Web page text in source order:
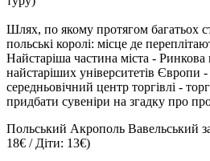
Шлях, по якому протягом багатьох
польські королі: місце де
Найстаріша частина міста -
найстаріших університетів Європи
середньовічний центр торгівлі -
придбати сувеніри на згадку про
Польський Акрополь Вавельський
18€ / Діти: 13€)